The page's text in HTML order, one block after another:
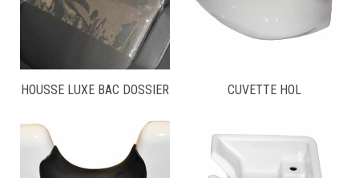
HOUSSE LUXE BAC DOSSIER CUVETTE HOL